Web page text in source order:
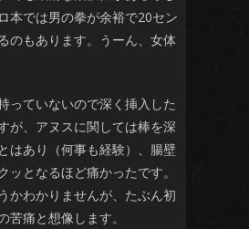
本では男の拳が余裕で20セン
のもあります。うーん、女体
っていないので深く挿入した
が、アヌスに関しては棒を深
はあり（何事も経験）、腸壁
ッとなるほど痛かったです。
かわかりませんが、たぶん初
苦痛と想像します。